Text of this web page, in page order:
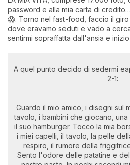
password e alla mia carta di
😱. Torno nel fast-food, faccio il
dove eravamo seduti e vado a
sentirmi sopraffatta dall'ansia e
A quel punto decido di sedermi
2-1:
Guardo il mio amico, i disegni sul
tavolo, i bambini che giocano,
il suo hamburger. Tocco la mia
i miei capelli, il tavolo, la pelle
respiro, il rumore della
Sento l'odore delle patatine e